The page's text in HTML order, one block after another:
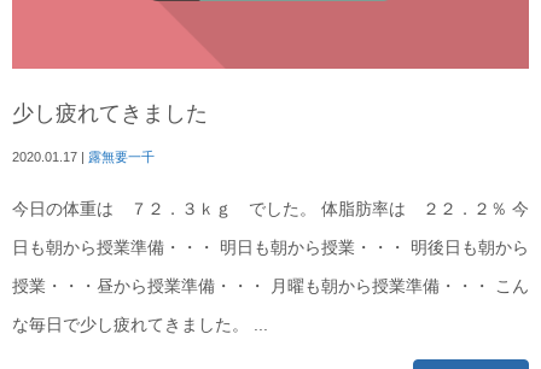
少し疲れてきました
2020.01.17 | 露無要一千
今日の体重は ７２．３ｋｇ でした。 体脂肪率は ２２．２％ 今
日も朝から授業準備・・・ 明日も朝から授業・・・ 明後日も朝から
授業・・・昼から授業準備・・・ 月曜も朝から授業準備・・・ こん
な毎日で少し疲れてきました。 ...